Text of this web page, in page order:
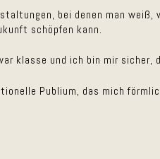
bei denen man
schöpfen kann.
klasse und ich bin mir
Publium, das mich